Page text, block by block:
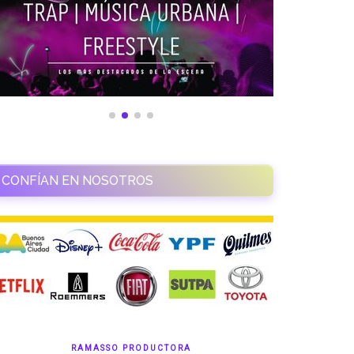
CONFÍAN EN NOSOTROS
RAMASSO PRODUCTORA